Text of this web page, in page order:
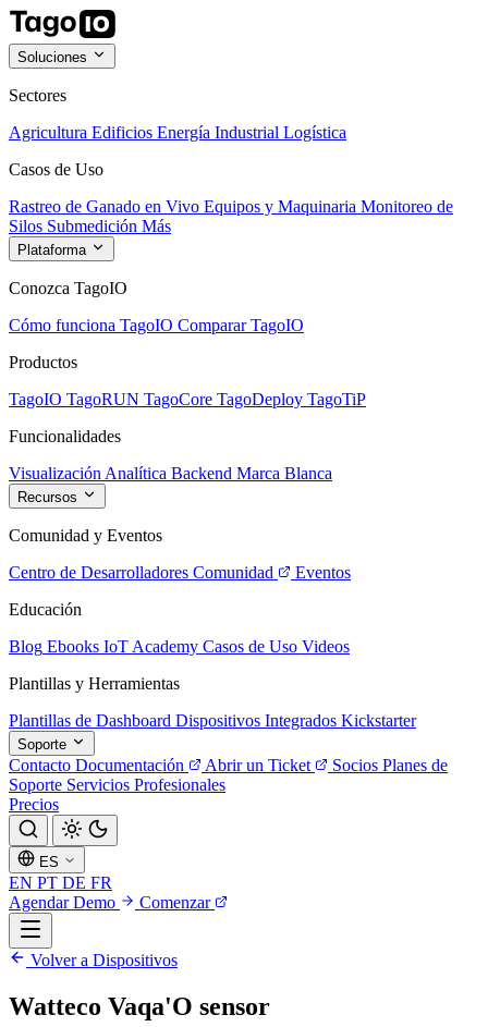
Soluciones
Sectores
Agricultura Edificios Energía Industrial Logística
Casos de Uso
Rastreo de Ganado en Vivo Equipos y Maquinaria Monitoreo de
Silos Submedición Más
Plataforma
Conozca TagoIO
Cómo funciona TagoIO Comparar TagoIO
Productos
TagoIO TagoRUN TagoCore TagoDeploy TagoTiP
Funcionalidades
Visualización Analítica Backend Marca Blanca
Recursos
Comunidad y Eventos
Centro de Desarrolladores Comunidad
Eventos
Educación
Blog Ebooks IoT Academy Casos de Uso Videos
Plantillas y Herramientas
Plantillas de Dashboard Dispositivos Integrados Kickstarter
Soporte
Contacto Documentación Abrir un Ticket Socios Planes de
Soporte Servicios Profesionales
Precios
ES
EN PT DE FR
Agendar Demo
Comenzar
Volver a Dispositivos
Watteco Vaqa'O sensor